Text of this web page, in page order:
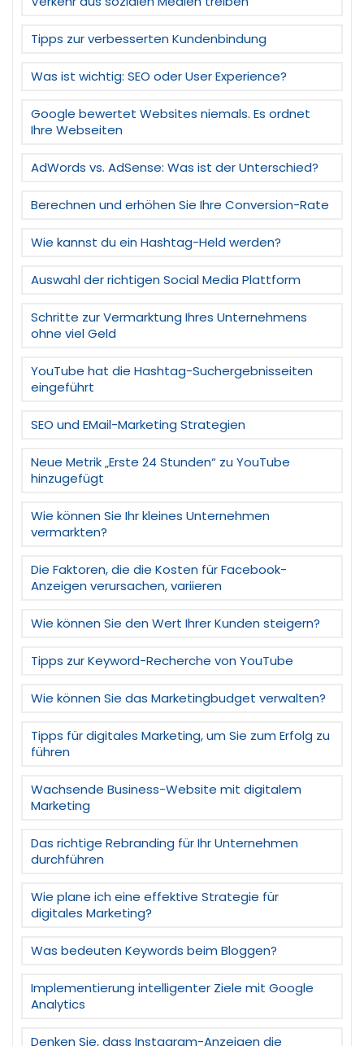
Tipps zur verbesserten Kundenbindung
Was ist wichtig: SEO oder User Experience?
Google bewertet Websites niemals. Es ordnet
Ihre Webseiten
AdWords vs. AdSense: Was ist der Unterschied?
Berechnen und erhöhen Sie Ihre Conversion-Rate
Wie kannst du ein Hashtag-Held werden?
Auswahl der richtigen Social Media Plattform
Schritte zur Vermarktung Ihres Unternehmens
ohne viel Geld
YouTube hat die Hashtag-Suchergebnisseiten
eingeführt
SEO und EMail-Marketing Strategien
Neue Metrik „Erste 24 Stunden“ zu YouTube
hinzugefügt
Wie können Sie Ihr kleines Unternehmen
vermarkten?
Die Faktoren, die die Kosten für Facebook-
Anzeigen verursachen, variieren
Wie können Sie den Wert Ihrer Kunden steigern?
Tipps zur Keyword-Recherche von YouTube
Wie können Sie das Marketingbudget verwalten?
Tipps für digitales Marketing, um Sie zum Erfolg zu
führen
Wachsende Business-Website mit digitalem
Marketing
Das richtige Rebranding für Ihr Unternehmen
durchführen
Wie plane ich eine effektive Strategie für
digitales Marketing?
Was bedeuten Keywords beim Bloggen?
Implementierung intelligenter Ziele mit Google
Analytics
Denken Sie, dass Instagram-Anzeigen die